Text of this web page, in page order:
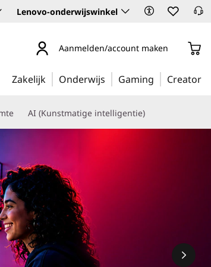
Lenovo-onderwijswinkel
Aanmelden/account maken
Zakelijk Onderwijs Gaming Creator
AI (Kunstmatige intelligentie)